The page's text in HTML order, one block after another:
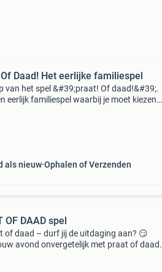
Daad! Het eerlijke familiespel
van het spel &#39;praat! Of daad!&#39;.
eerlijk familiespel waarbij je moet kiezen
als nieuw Ophalen of Verzenden
OF DAAD spel
of daad – durf jij de uitdaging aan? 😏
avond onvergetelijk met praat of daad!